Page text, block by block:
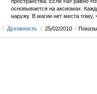
основывается на аксиомах.
наружу. В магии нет места
l Духовность l 25/02/2010 l